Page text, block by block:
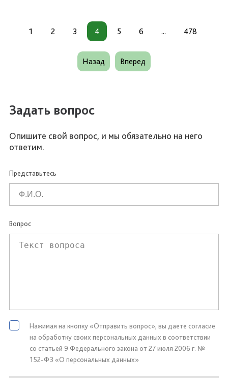
1 2 3 4 5 6 ... 478
Назад Вперед
Задать вопрос
Опишите свой вопрос, и мы обязательно на него
ответим.
Представьтесь
Вопрос
Нажимая на кнопку «Отправить вопрос», вы даете согласие
на обработку своих персональных данных в соответствии
со статьей 9 Федерального закона от 27 июля 2006 г. №
152-ФЗ «О персональных данных»